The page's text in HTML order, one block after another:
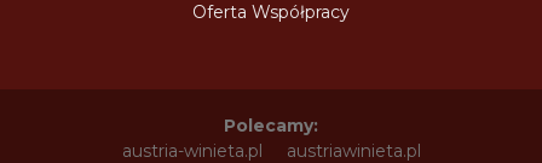
Oferta Współpracy
Polecamy:
austria-winieta.pl
austriawinieta.pl